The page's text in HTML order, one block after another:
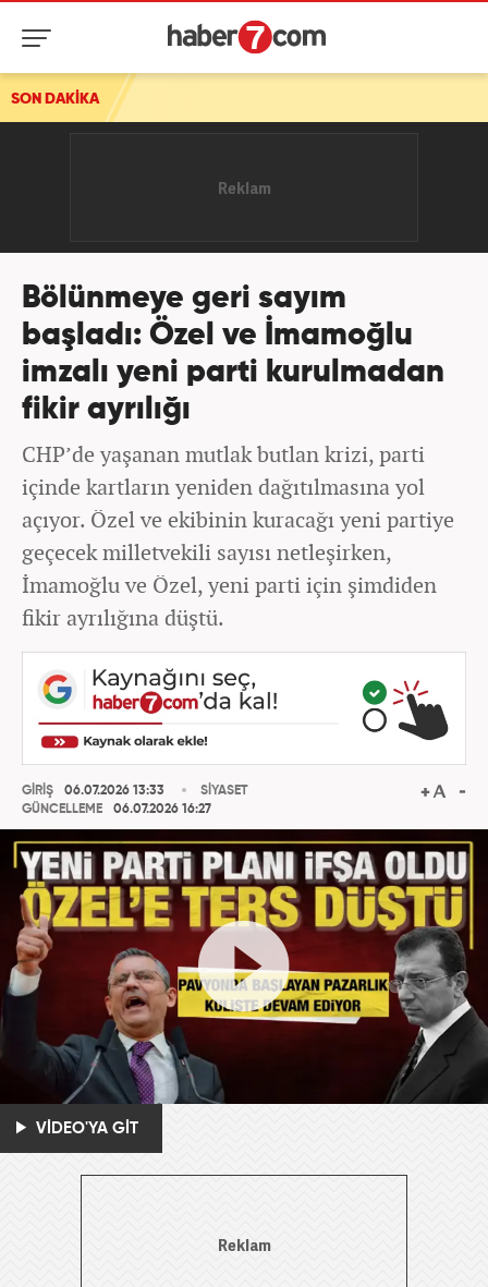
SON DAKİKA
Bölünmeye geri sayım
başladı: Özel ve İmamoğlu
imzalı yeni parti kurulmadan
fikir ayrılığı
CHP’de yaşanan mutlak butlan krizi, parti
içinde kartların yeniden dağıtılmasına yol
açıyor. Özel ve ekibinin kuracağı yeni partiye
geçecek milletvekili sayısı netleşirken,
İmamoğlu ve Özel, yeni parti için şimdiden
fikir ayrılığına düştü.
GİRİŞ
06.07.2026 13:33
GÜNCELLEME
06.07.2026 16:27
SİYASET
VİDEO'YA GİT